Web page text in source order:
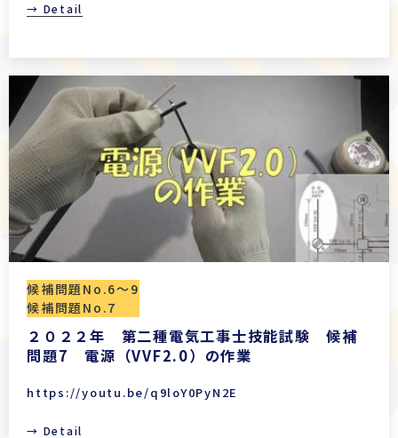
→ Detail
候補問題No.6〜9
候補問題No.7
２０２２年 第二種電気工事士技能試験 候補
問題7 電源（VVF2.0）の作業
https://youtu.be/q9loY0PyN2E
→ Detail